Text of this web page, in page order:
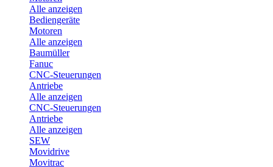
Alle anzeigen
Bediengeräte
Motoren
Alle anzeigen
Baumüller
Fanuc
CNC-Steuerungen
Antriebe
Alle anzeigen
CNC-Steuerungen
Antriebe
Alle anzeigen
SEW
Movidrive
Movitrac